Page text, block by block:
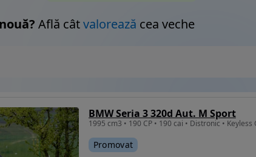
Află câtvalorează cea veche
BMW Seria 3 320d Aut. M Sport
Promovat